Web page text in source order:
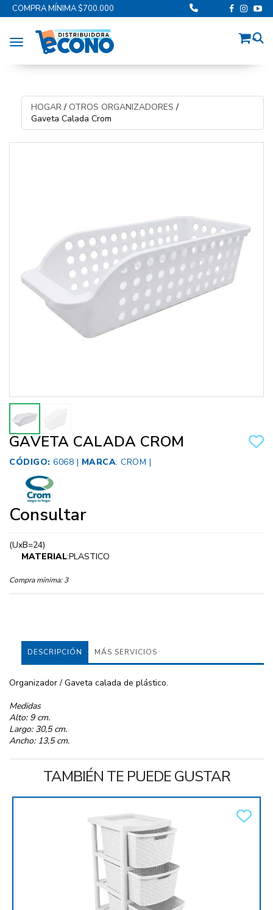
COMPRA MÍNIMA $700.000
Toggle navigation
HOGAR/ OTROS ORGANIZADORES /
Gaveta Calada Crom
GAVETA CALADA CROM
CÓDIGO: 6068 | MARCA: CROM |
Consultar
(UxB=24)
MATERIAL:PLASTICO
Compra mínima: 3
DESCRIPCIÓN MÁS SERVICIOS
Organizador / Gaveta calada de plástico.
Medidas
Alto: 9 cm.
Largo: 30,5 cm.
Ancho: 13,5 cm.
TAMBIÉN TE PUEDE GUSTAR